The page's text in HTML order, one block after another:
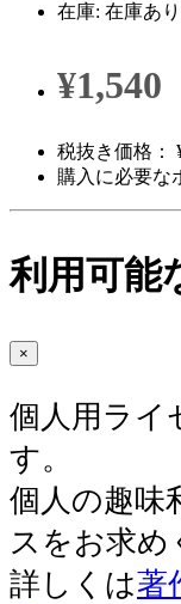
在庫: 在庫あり
¥1,540
税抜き価格：
購入に必要な
利用可能
×
個人用ライ
す。
個人の趣味
スをお求め
詳しくは著